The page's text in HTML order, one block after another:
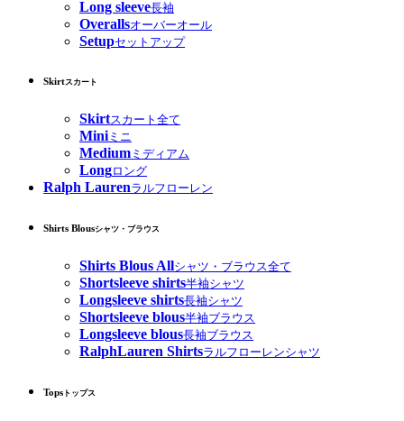
Long sleeve長袖
Overallsオーバーオール
Setupセットアップ
Skirtスカート
Skirtスカート全て
Miniミニ
Medium ミディアム
Longロング
Ralph Laurenラルフローレン
Shirts Blousシャツ・ブラウス
Shirts Blous Allシャツ・ブラウス全て
Shortsleeve shirts半袖シャツ
Longsleeve shirts長袖シャツ
Shortsleeve blous半袖ブラウス
Longsleeve blous長袖ブラウス
RalphLauren Shirtsラルフローレンシャツ
Tops トップス